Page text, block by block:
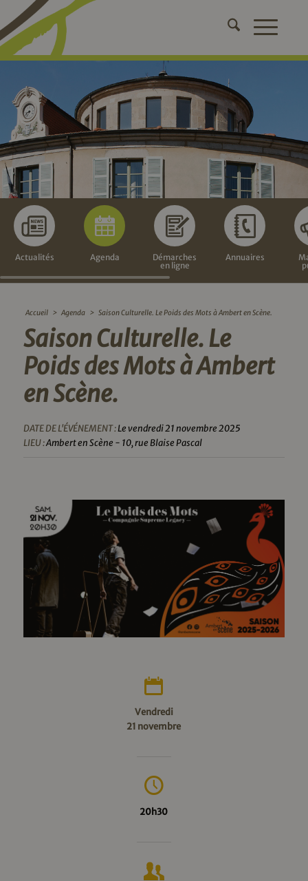
Actualités Agenda
Démarches
en ligne
Annuaires
Accueil > Agenda > Saison Culturelle. Le Poids des Mots à Ambert en Scène.
Saison Culturelle. Le
Poids des Mots à Ambert
en Scène.
DATE DE L'ÉVÉNEMENT :Le vendredi 21 novembre 2025
LIEU :Ambert en Scène - 10, rue Blaise Pascal
Vendredi
21 novembre
20h30